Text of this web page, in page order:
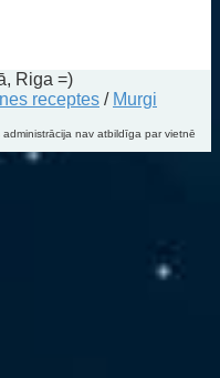
Riga =)
receptes / Murgi
nav atbildīga par vietnē